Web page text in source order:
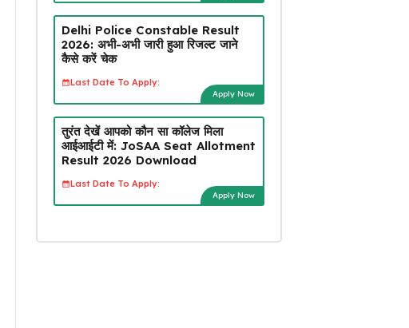
Delhi Police Constable Result
2026: अभी-अभी जारी हुआ रिजल्ट जाने
कैसे करें चेक
Last Date To Apply:
Apply Now
तुरंत देखें आपको कौन सा कॉलेज मिला
आईआईटी में: JoSAA Seat Allotment
Result 2026 Download
Last Date To Apply:
Apply Now